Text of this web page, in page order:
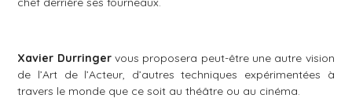
Xavier Durringervous proposera peut-être une autre vision
de l’Art de l’Acteur, d’autres techniques expérimentées à
travers le monde que ce soit au théâtre ou au cinéma.